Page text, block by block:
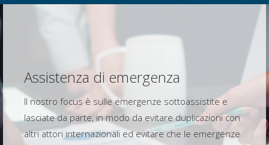
Assistenza di emergenza
Il nostro focus è sulle emergenze sottoassistite e
lasciate da parte, in modo da evitare duplicazioni con
altri attori internazionali ed evitare che le emergenze